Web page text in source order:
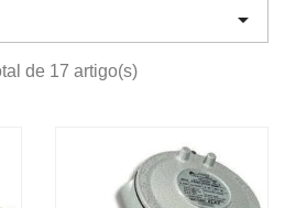

de 17 artigo(s)